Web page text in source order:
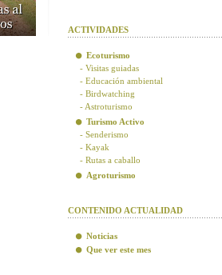
ACTIVIDADES
Ecoturismo
- Visitas guiadas
- Educación ambiental
- Birdwatching
- Astroturismo
Turismo Activo
- Senderismo
- Kayak
- Rutas a caballo
Agroturismo
CONTENIDO ACTUALIDAD
Noticias
Que ver este mes